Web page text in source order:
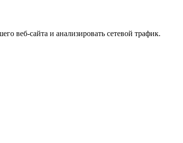
веб-сайта и анализировать сетевой трафик.